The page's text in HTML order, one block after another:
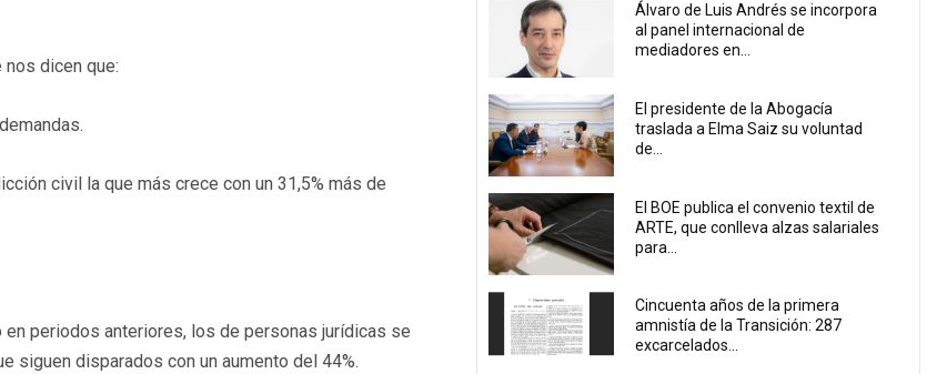
dicen que:
civil la que más crece con un 31,5% más de
en periodos anteriores, los de personas jurídicas se
siguen disparados con un aumento del 44%.
Álvaro de Luis Andrés se incorpora
al panel internacional de
mediadores en...
El presidente de la Abogacía
traslada a Elma Saiz su voluntad
de...
El BOE publica el convenio textil de
ARTE, que conlleva alzas salariales
para...
Cincuenta años de la primera
amnistía de la Transición: 287
excarcelados...